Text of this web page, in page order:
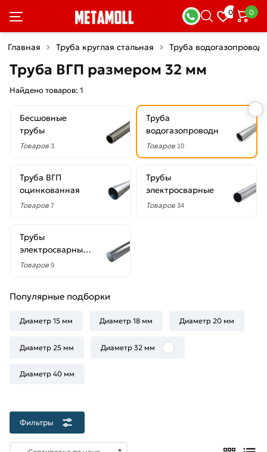
0 0
Главная Труба круглая стальная Труба
Труба ВГП размером 32 мм
Найдено товаров: 1
Бесшовные
трубы
Товаров 3
Труба
водогазопроводная
Товаров 10
Труба ВГП
оцинкованная
Товаров 7
Трубы
электросварные
Товаров 34
Трубы
электросварные
оцинкованные
Товаров 9
Популярные подборки
Диаметр 15 мм Диаметр 18 мм Диаметр 20 мм
Диаметр 25 мм Диаметр 32 мм
Диаметр 40 мм
Фильтры
Фильтры
×
скидкой
Цена
руб.
32
мм
стенки